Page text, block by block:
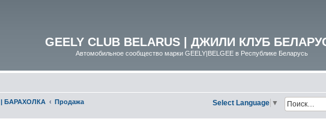
GEELY CLUB BELARUS | ДЖИЛИ КЛУБ
Автомобильное сообщество марки GEELY|BELGEE в Республике Беларусь
| БАРАХОЛКА Продажа Select Language ▼